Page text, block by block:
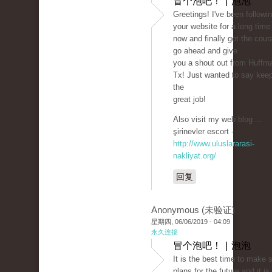
Greetings! I've been
your website for a long time
now and finally got the
go ahead and give
you a shout out from
Tx! Just wanted to say
the
great job!
Also visit my web blog ...
şirinevler escort -
http://www.uluslararasi-
nakliyat.org/
回复
Anonymous (未验证)
星期四, 06/06/2019 - 04:09
永久连接
冒个泡吧！ | 泡泡
It is the best time to make